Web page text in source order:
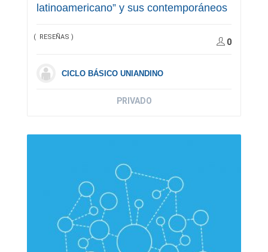
latinoamericano” y sus contemporáneos
( RESEÑAS )
0
CICLO BÁSICO UNIANDINO
PRIVADO